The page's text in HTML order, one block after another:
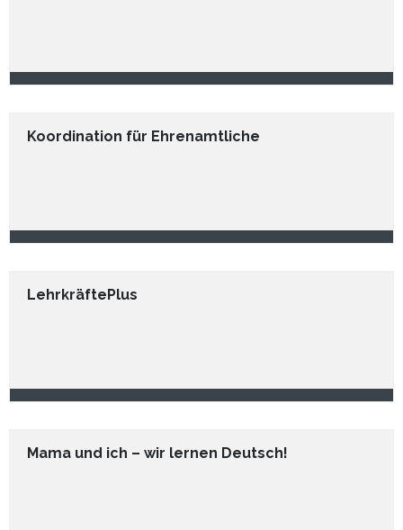
Koordination für Ehrenamtliche
LehrkräftePlus
Mama und ich – wir lernen Deutsch!